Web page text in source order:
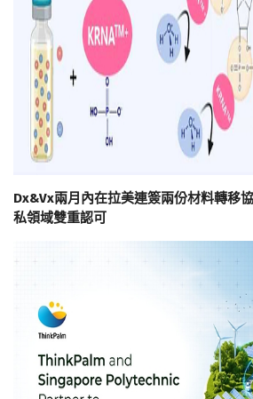
Dx&Vx兩月內在拉美連簽兩份材料轉移
私領域雙重認可